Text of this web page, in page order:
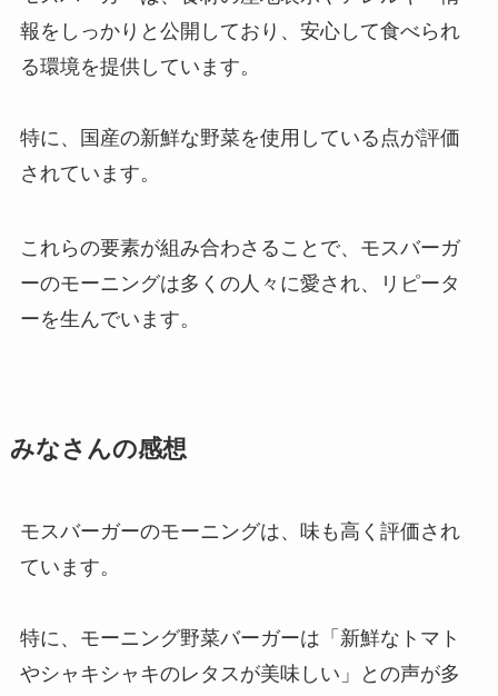
報をしっかりと公開しており、安心して食べられ
る環境を提供しています。
特に、国産の新鮮な野菜を使用している点が評価
されています。
これらの要素が組み合わさることで、モスバーガ
ーのモーニングは多くの人々に愛され、リピータ
ーを生んでいます。
みなさんの感想
モスバーガーのモーニングは、味も高く評価され
ています。
特に、モーニング野菜バーガーは「新鮮なトマト
やシャキシャキのレタスが美味しい」との声が多